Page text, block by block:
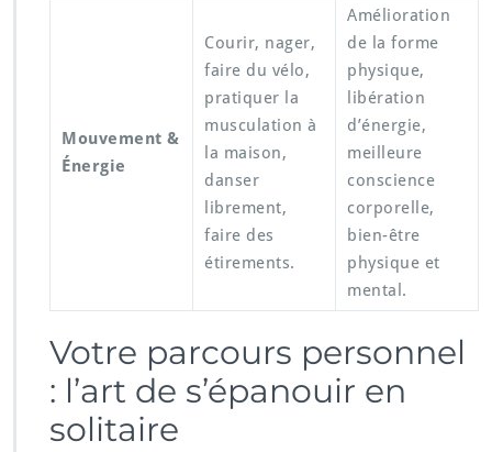
Mouvement &
Énergie
Courir, nager,
faire du vélo,
pratiquer la
musculation à
la maison,
danser
librement,
faire des
étirements.
Amélioration
de la forme
physique,
libération
d’énergie,
meilleure
conscience
corporelle,
bien-être
physique et
mental.
Votre parcours personnel
: l’art de s’épanouir en
solitaire